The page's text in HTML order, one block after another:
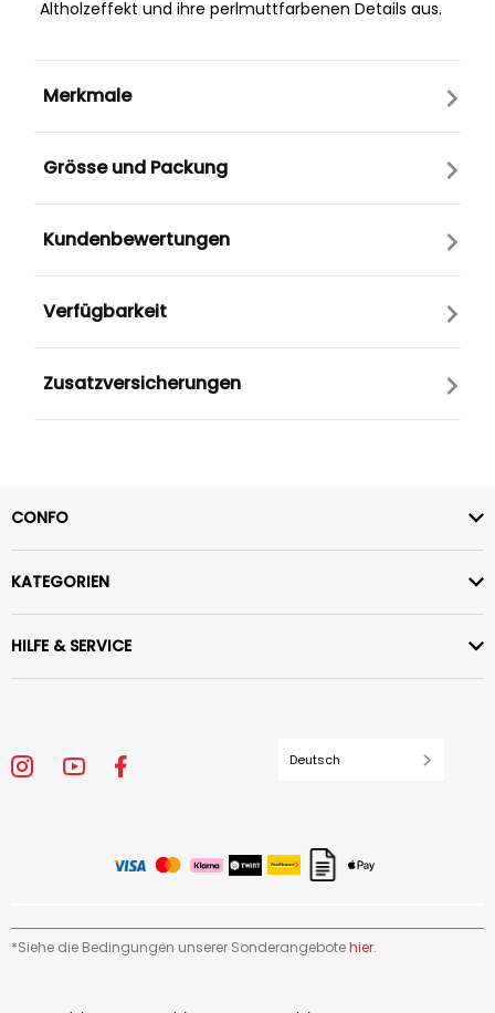
Altholzeffekt und ihre perlmuttfarbenen Details aus.
Merkmale
Grösse und Packung
Kundenbewertungen
Verfügbarkeit
Zusatzversicherungen
CONFO
KATEGORIEN
HILFE & SERVICE
Deutsch
*Siehe die Bedingungen unserer Sonderangebotehier.